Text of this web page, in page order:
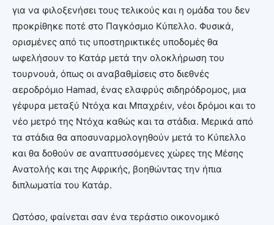
για να φιλοξενήσει τους τελικούς και η ομάδα του δεν
προκρίθηκε ποτέ στο Παγκόσμιο Κύπελλο. Φυσικά,
ορισμένες από τις υποστηρικτικές υποδομές θα
ωφελήσουν το Κατάρ μετά την ολοκλήρωση του
τουρνουά, όπως οι αναβαθμίσεις στο διεθνές
αεροδρόμιο Hamad, ένας ελαφρύς σιδηρόδρομος, μια
γέφυρα μεταξύ Ντόχα και Μπαχρέιν, νέοι δρόμοι και το
νέο μετρό της Ντόχα καθώς και τα στάδια. Μερικά από
τα στάδια θα αποσυναρμολογηθούν μετά το Κύπελλο
και θα δοθούν σε αναπτυσσόμενες χώρες της Μέσης
Ανατολής και της Αφρικής, βοηθώντας την ήπια
διπλωματία του Κατάρ.
Ωστόσο, φαίνεται σαν ένα τεράστιο οικονομικό